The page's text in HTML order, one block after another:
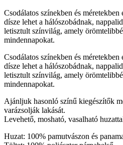
Csodálatos színekben és
dísze lehet a hálószobádnak,
letisztult színvilág, amely
mindennapokat.
Csodálatos színekben és
dísze lehet a hálószobádnak,
letisztult színvilág, amely
mindennapokat.
Ajánljuk hasonló színű kiegészítők
varázsolják lakását.
Levehető, mosható, vasalható
Huzat: 100% pamutvászon és